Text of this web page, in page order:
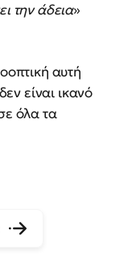
την άδεια»
αυτή
είναι ικανό
όλα τα